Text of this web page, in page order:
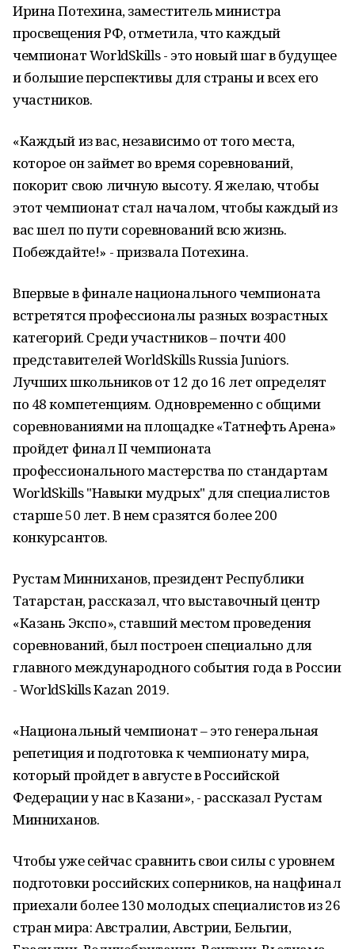
Ирина Потехина, заместитель министра
просвещения РФ, отметила, что каждый
чемпионат WorldSkills - это новый шаг в будущее
и большие перспективы для страны и всех его
участников.
«Каждый из вас, независимо от того места,
которое он займет во время соревнований,
покорит свою личную высоту. Я желаю, чтобы
этот чемпионат стал началом, чтобы каждый из
вас шел по пути соревнований всю жизнь.
Побеждайте!» - призвала Потехина.
Впервые в финале национального чемпионата
встретятся профессионалы разных возрастных
категорий. Среди участников – почти 400
представителей WorldSkills Russia Juniors.
Лучших школьников от 12 до 16 лет определят
по 48 компетенциям. Одновременно с общими
соревнованиями на площадке «Татнефть Арена»
пройдет финал II чемпионата
профессионального мастерства по стандартам
WorldSkills "Навыки мудрых" для специалистов
старше 50 лет. В нем сразятся более 200
конкурсантов.
Рустам Минниханов, президент Республики
Татарстан, рассказал, что выставочный центр
«Казань Экспо», ставший местом проведения
соревнований, был построен специально для
главного международного события года в России
- WorldSkills Kazan 2019.
«Национальный чемпионат – это генеральная
репетиция и подготовка к чемпионату мира,
который пройдет в августе в Российской
Федерации у нас в Казани», - рассказал Рустам
Минниханов.
Чтобы уже сейчас сравнить свои силы с уровнем
подготовки российских соперников, на нацфинал
приехали более 130 молодых специалистов из 26
стран мира: Австралии, Австрии, Бельгии,